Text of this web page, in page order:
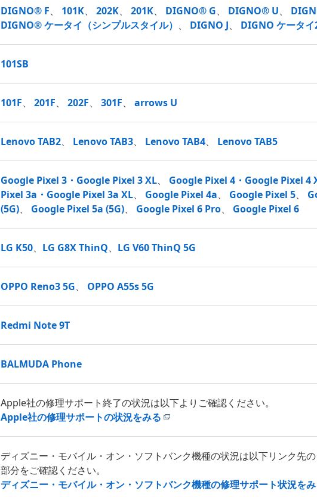
DIGNO® F、 101K、 202K、 201K、 DIGNO® G、 DIGNO® U、
DIGNO® ケータイ（シンプルスタイル） 、 DIGNO J、 DIGNO ケータイ
101SB
101F、 201F、 202F、 301F、 arrows U
Lenovo TAB2、 Lenovo TAB3、 Lenovo TAB4、 Lenovo TAB5
Google Pixel 3・Google Pixel 3 XL、 Google Pixel 4・Google Pixel 4
Pixel 3a・Google Pixel 3a XL、 Google Pixel 4a、 Google Pixel 5、
(5G)、 Google Pixel 5a (5G)、 Google Pixel 6 Pro、 Google Pixel 6
LG K50、 LG G8X ThinQ、 LG V60 ThinQ 5G
OPPO Reno3 5G、 OPPO A55s 5G
Redmi Note 9T
BALMUDA Phone
Apple社の修理サポート終了の状況は以下よりご確認ください。
Apple社の修理サポートの状況をみる
ディズニー・モバイル・オン・ソフトバンク機種の状況は以下リンク先の
部分をご確認ください。
ディズニー・モバイル・オン・ソフトバンク機種の修理サポート状況を